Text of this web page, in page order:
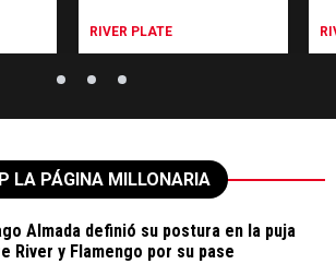
RIVER PLATE
LA PÁGINA MILLONARIA
Almada definió su postura en la puja
River y Flamengo por su pase